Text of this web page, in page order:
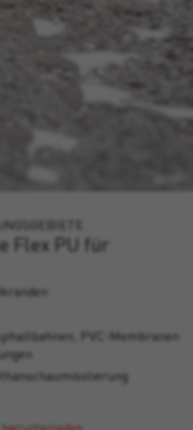
Flex PU für
PVC-Membranen